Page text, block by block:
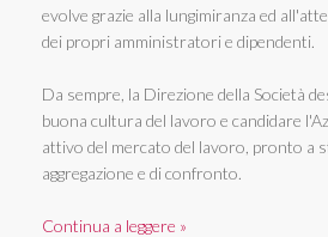
evolve grazie alla lungimiranza ed
dei propri amministratori e dipendenti.
Da sempre, la Direzione della Società
buona cultura del lavoro e candidare
attivo del mercato del lavoro, pronto a
aggregazione e di confronto.
Continua a leggere »